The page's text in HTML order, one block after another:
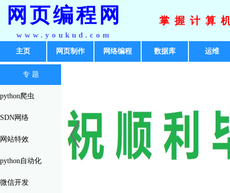
网页编程网
www.youkud.com
掌握计算
主页 网页制作 网络编程 数据库 运维
专 题
python爬虫
SDN网络
网站特效
python自动化
微信开发